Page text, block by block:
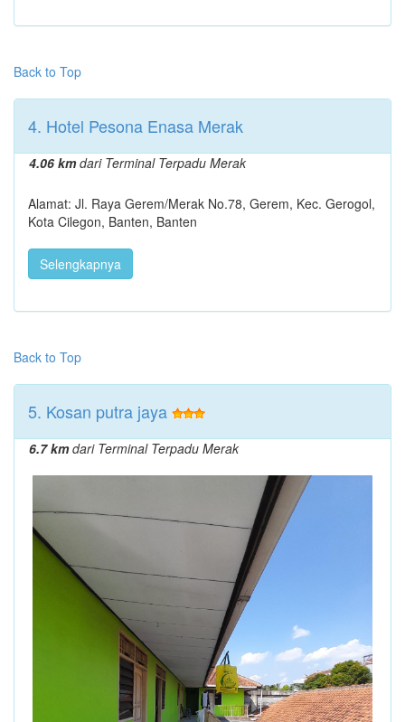
Back to Top
4. Hotel Pesona Enasa Merak
4.06 kmdari Terminal Terpadu Merak
Alamat: Jl. Raya Gerem/Merak No.78, Gerem, Kec. Gerogol,
Kota Cilegon, Banten, Banten
Selengkapnya
Back to Top
5. Kosan putra jaya
6.7 kmdari Terminal Terpadu Merak